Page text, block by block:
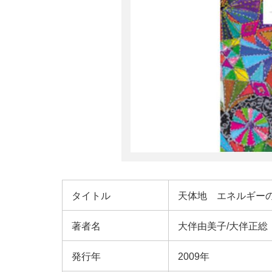
タイトル 天体地 エネルギー
著者名 大伴由美子/大伴正総
発行年 2009年